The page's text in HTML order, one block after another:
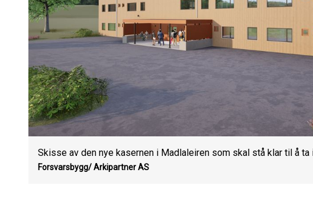
Skisse av den nye kasernen i Madlaleiren som skal stå klar til å
Forsvarsbygg/ Arkipartner AS